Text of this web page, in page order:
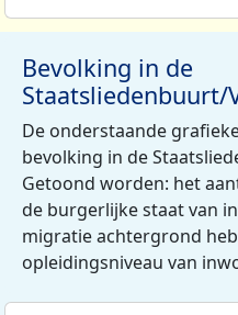
Bevolking in de
Staatsliedenbuurt/
De onderstaande
bevolking in de
Getoond worden: het
de burgerlijke staat van
migratie achtergrond
opleidingsniveau van